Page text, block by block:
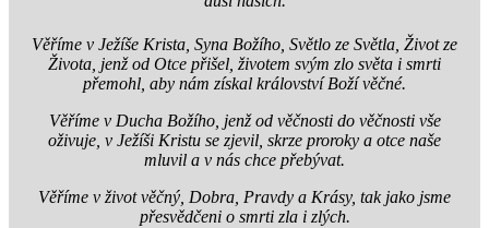
Věříme v Ježíše Krista, Syna Božího, Světlo ze Světla, Život ze
Života, jenž od Otce přišel, životem svým zlo světa i smrti
přemohl, aby nám získal království Boží věčné.
Věříme v Ducha Božího, jenž od věčnosti do věčnosti vše
oživuje, v Ježíši Kristu se zjevil, skrze proroky a otce naše
mluvil a v nás chce přebývat.
Věříme v život věčný, Dobra, Pravdy a Krásy, tak jako jsme
přesvědčeni o smrti zla i zlých.